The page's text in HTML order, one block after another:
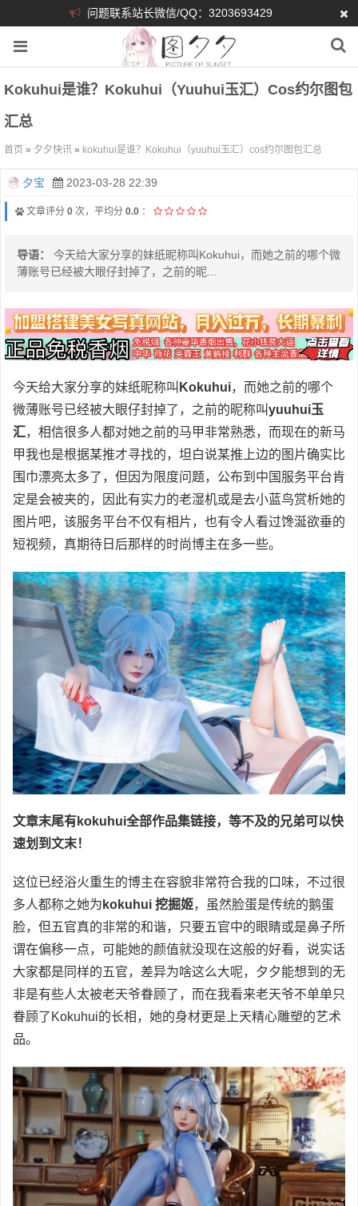
问题联系站长微信/QQ：3203693429
Kokuhui是谁？Kokuhui（yuuhui玉汇）cos约尔图包
汇总
首页 » 夕夕快讯 » kokuhui是谁？Kokuhui（yuuhui玉汇）cos约尔图包汇总
夕宝 2023-03-28 22:39
文章评分 0 次，平均分 0.0 ：
导语：
今天给大家分享的妹纸昵称叫Kokuhui，而她之前的哪个微
薄账号已经被大眼仔封掉了，之前的昵...
今天给大家分享的妹纸昵称叫 Kokuhui，而她之前的哪个
微薄账号已经被大眼仔封掉了，之前的昵称叫yuuhui玉
汇，相信很多人都对她之前的马甲非常熟悉，而现在的新马
甲我也是根据某推才寻找的，坦白说某推上边的图片确实比
围巾漂亮太多了，但因为限度问题，公布到中国服务平台肯
定是会被夹的，因此有实力的老湿机或是去小蓝鸟赏析她的
图片吧，该服务平台不仅有相片，也有令人看过馋涎欲垂的
短视频，真期待日后那样的时尚博主在多一些。
文章末尾有kokuhui全部作品集链接，等不及的兄弟可以快
速划到文末！
这位已经浴火重生的博主在容貌非常符合我的口味，不过很
多人都称之她为 kokuhui 挖掘姬，虽然脸蛋是传统的鹅蛋
脸，但五官真的非常的和谐，只要五官中的眼睛或是鼻子所
谓在偏移一点，可能她的颜值就没现在这般的好看，说实话
大家都是同样的五官，差异为啥这么大呢，夕夕能想到的无
非是有些人太被老天爷眷顾了，而在我看来老天爷不单单只
眷顾了Kokuhui的长相，她的身材更是上天精心雕塑的艺术
品。